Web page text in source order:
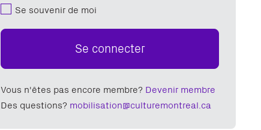
Se souvenir de moi
Se connecter
Vous n'êtes pas encore membre? Devenir membre
Des questions? mobilisation@culturemontreal.ca